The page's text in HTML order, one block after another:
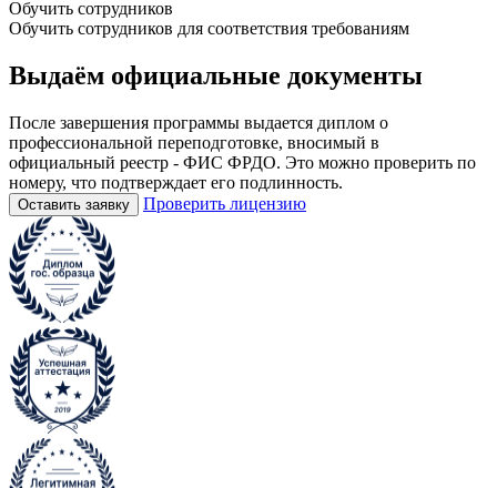
Обучить сотрудников
Обучить сотрудников для соответствия требованиям
Выдаём официальные документы
После завершения программы выдается диплом о
профессиональной переподготовке, вносимый в
официальный реестр - ФИС ФРДО. Это можно проверить по
номеру, что подтверждает его подлинность.
Оставить заявку Проверить лицензию